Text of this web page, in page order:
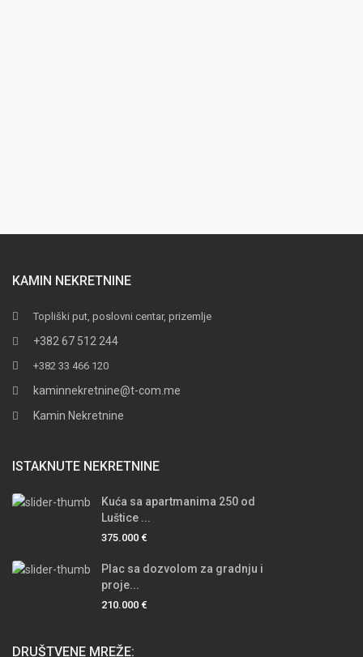
KAMIN NEKRETNINE
Topliški put, poslovni centar, prizemlje
+382 67 512 244
+382 33 466 120
kaminnekretnine@t-com.me
Kamin Nekretnine
ISTAKNUTE NEKRETNINE
Kuća sa apartmanima 250 od
Luštice ...
375.000 €
Plac sa dozvolom za gradnju i
proje...
210.000 €
DRUŠTVENE MREŽE: